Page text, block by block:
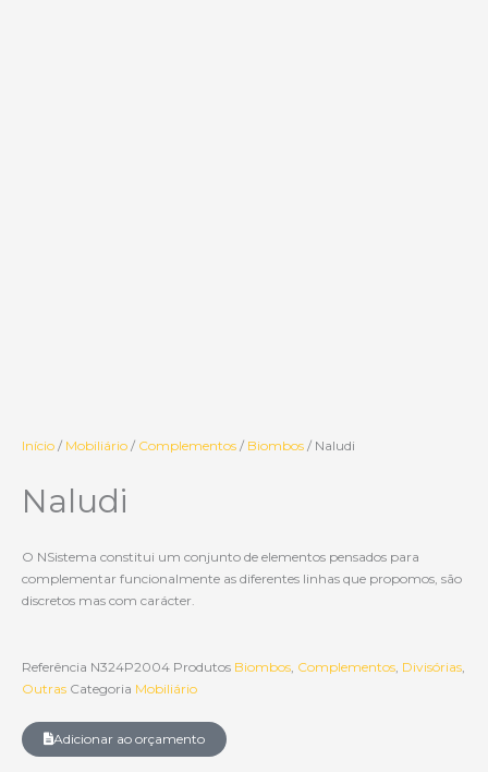
Início / Mobiliário / Complementos / Biombos / Naludi
Naludi
O NSistema constitui um conjunto de elementos pensados para
complementar funcionalmente as diferentes linhas que propomos, são
discretos mas com carácter.
Referência N324P2004 Produtos Biombos, Complementos, Divisórias,
Outras Categoria Mobiliário
Adicionar ao orçamento